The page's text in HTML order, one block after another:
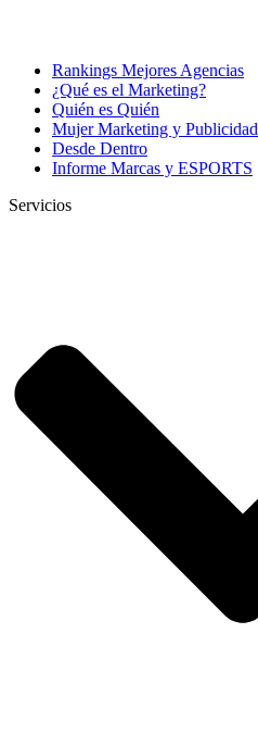
Rankings Mejores Agencias
¿Qué es el Marketing?
Quién es Quién
Mujer Marketing y Publicidad
Desde Dentro
Informe Marcas y ESPORTS
Servicios